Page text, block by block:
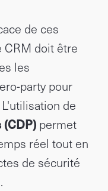
de ces
CRM doit être
les
party pour
de
permet
réel tout en
de sécurité